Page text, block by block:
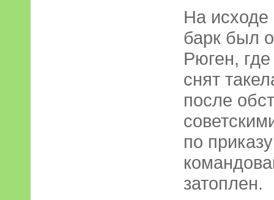
На
барк был
Рюген,
снят
после
по
затоплен.